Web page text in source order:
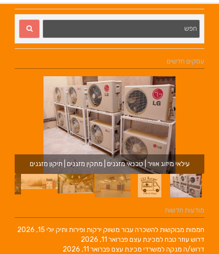
עסקים חדשים
עילאי מיזוג אוויר | טכנאי מזגנים | מתקין מזגנים | תיקון מזגנים
מודעות חדשות
חממות מבוקשות להשכרה עבור משווק ירקות ופירות ותיק יולי 15, 2026
דרוש עוזר טבח למכינת עצם פברואר 11, 2026
דרוש/ה מנקה למשרדי מכינת עצם פברואר 11, 2026